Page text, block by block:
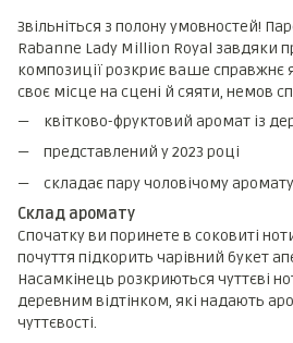
Звільніться з полону умовностей!
Rabanne Lady Million Royal завдяки
композиції розкриє ваше справжнє
своє місце на сцені й сяяти, немов
квітково-фруктовий аромат із
представлений у 2023 році
складає пару чоловічому
Склад аромату
Спочатку ви поринете в соковиті
почуття підкорить чарівний букет
Насамкінець розкриються чуттєві
деревним відтінком, які надають
чуттєвості.